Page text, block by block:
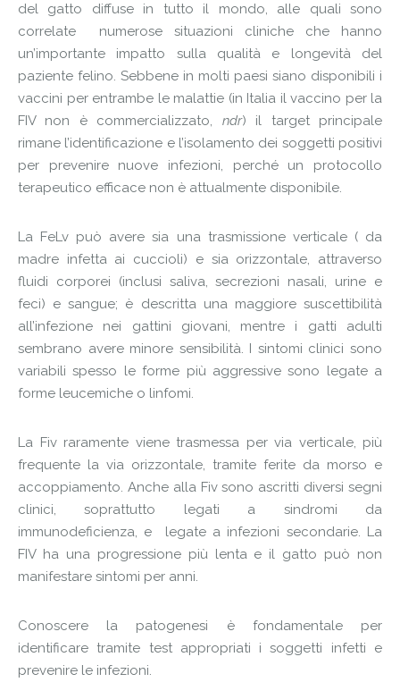
del gatto diffuse in tutto il mondo, alle quali sono
correlate numerose situazioni cliniche che hanno
un’importante impatto sulla qualità e longevità del
paziente felino. Sebbene in molti paesi siano disponibili i
vaccini per entrambe le malattie (in Italia il vaccino per la
FIV non è commercializzato, ndr) il target principale
rimane l’identificazione e l’isolamento dei soggetti positivi
per prevenire nuove infezioni, perché un protocollo
terapeutico efficace non è attualmente disponibile.
La FeLv può avere sia una trasmissione verticale ( da
madre infetta ai cuccioli) e sia orizzontale, attraverso
fluidi corporei (inclusi saliva, secrezioni nasali, urine e
feci) e sangue; è descritta una maggiore suscettibilità
all’infezione nei gattini giovani, mentre i gatti adulti
sembrano avere minore sensibilità. I sintomi clinici sono
variabili spesso le forme più aggressive sono legate a
forme leucemiche o linfomi.
La Fiv raramente viene trasmessa per via verticale, più
frequente la via orizzontale, tramite ferite da morso e
accoppiamento. Anche alla Fiv sono ascritti diversi segni
clinici, soprattutto legati a sindromi da
immunodeficienza, e legate a infezioni secondarie. La
FIV ha una progressione più lenta e il gatto può non
manifestare sintomi per anni.
Conoscere la patogenesi è fondamentale per
identificare tramite test appropriati i soggetti infetti e
prevenire le infezioni.